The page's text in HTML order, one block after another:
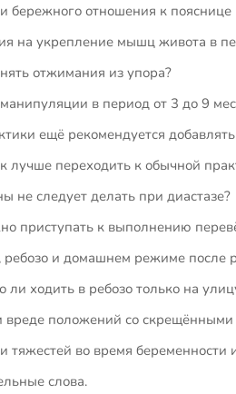
бережного отношения к
на укрепление мышц живота в
отжимания из упора?
в период от 3 до 9
ещё рекомендуется
лучше переходить к обычной
не следует делать при диастазе?
приступать к выполнению
ребозо и домашнем режиме после
ли ходить в ребозо только на
вреде положений со
тяжестей во время беременности
слова.